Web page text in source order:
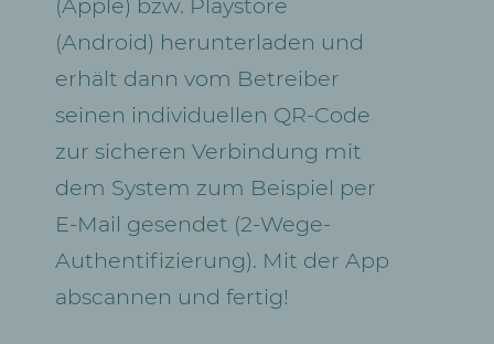
(Android) herunterladen und
erhält dann vom Betreiber
seinen individuellen QR-Code
zur sicheren Verbindung mit
dem System zum Beispiel per
E-Mail gesendet (2-Wege-
Authentifizierung). Mit der App
abscannen und fertig!